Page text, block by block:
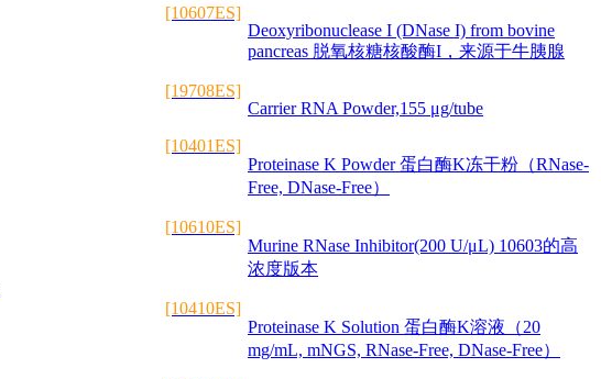
[10607ES]
Deoxyribonuclease I (DNase I) from bovine
pancreas 脱氧核糖核酸酶I，来源于牛胰腺
[19708ES]
Carrier RNA Powder,155 μg/tube
[10401ES]
Proteinase K Powder 蛋白酶K冻干粉（RNase-
Free, DNase-Free）
[10610ES]
Murine RNase Inhibitor(200 U/μL) 10603的高
浓度版本
[10410ES]
Proteinase K Solution 蛋白酶K溶液（20
mg/mL, mNGS, RNase-Free, DNase-Free）